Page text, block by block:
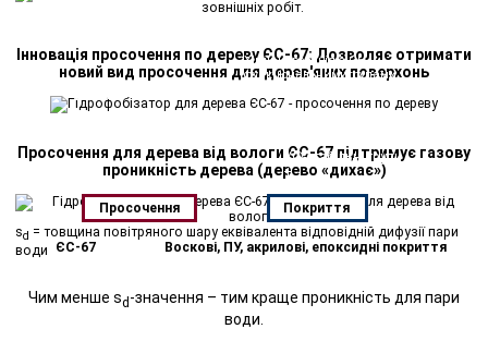
Хімічна реакція з OH-
функціональними групами
Інновація просочення по дереву ЄС-67: Дозволяє отримати
новий вид просочення для дерев'яних поверхонь
УФ-стабільні групи
+
підкладкою
Просочення для дерева від вологи ЄС-67 підтримує газову
проникність дерева (дерево «дихає»)
Просочення Покриття
ЄС-67 Воскові, ПУ, акрилові, епоксидні покриття
sd = товщина повітряного шару еквівалента відповідній дифузії пари
води
Чим менше sd -значення – тим краще проникність для пари
води.